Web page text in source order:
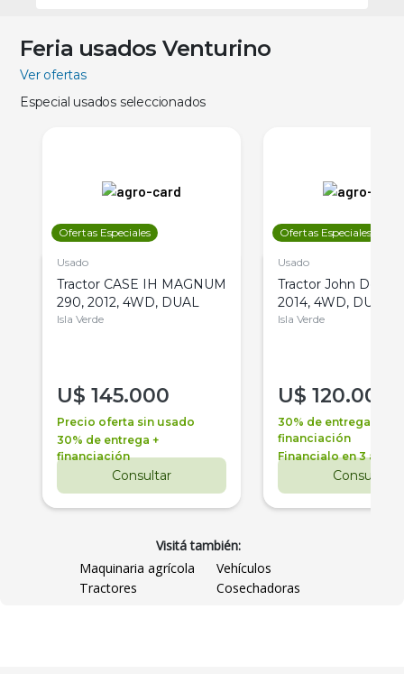
Feria usados Venturino
Ver ofertas
Especial usados seleccionados
Ofertas Especiales
Usado
Tractor CASE IH MAGNUM
290, 2012, 4WD, DUAL
Isla Verde
U$ 145.000
Precio oferta sin usado
30% de entrega +
financiación
Consultar
Ofertas Especiales
Usado
Tractor John Deere
2014, 4WD, DUAL
Isla Verde
U$ 120.000
30% de entrega +
financiación
Financialo en 3 años
Consultar
Visitá también:
Maquinaria agrícola
Vehículos
Tractores
Cosechadoras